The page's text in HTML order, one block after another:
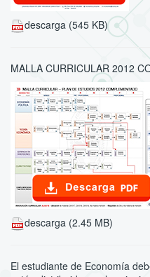
descarga (545 KB)
MALLA CURRICULAR 2012
descarga (2.45 MB)
El estudiante de Economía